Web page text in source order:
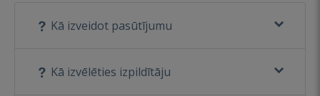
Kā izveidot pasūtījumu
Kā izvēlēties izpildītāju